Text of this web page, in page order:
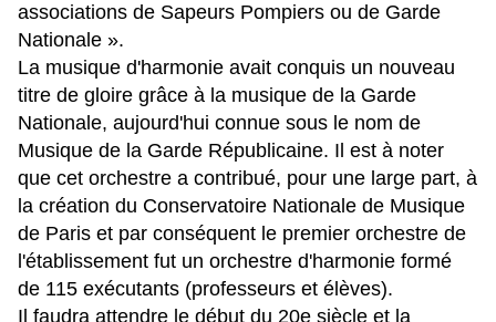
associations de Sapeurs Pompiers ou de Garde
Nationale ».
La musique d'harmonie avait conquis un nouveau
titre de gloire grâce à la musique de la Garde
Nationale, aujourd'hui connue sous le nom de
Musique de la Garde Républicaine. Il est à noter
que cet orchestre a contribué, pour une large part, à
la création du Conservatoire Nationale de Musique
de Paris et par conséquent le premier orchestre de
l'établissement fut un orchestre d'harmonie formé
de 115 exécutants (professeurs et élèves).
Il faudra attendre le début du 20e siècle et la